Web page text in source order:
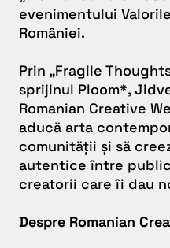
evenimentului
României.
Prin „Fragile
sprijinul Ploom*,
Romanian Creative
aducă arta
comunității și să
autentice între
creatorii care îi dau
Despre Romanian